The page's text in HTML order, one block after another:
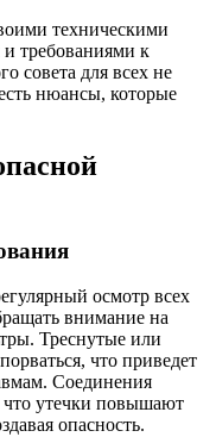
техническими
требованиями к
совета для всех не
нюансы, которые
осмотр всех
внимание на
Треснутые или
что приведет
Соединения
утечки повышают
опасность.